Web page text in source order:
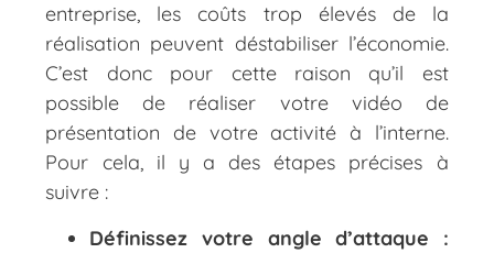
entreprise, les coûts trop élevés de la
réalisation peuvent déstabiliser l’économie.
C’est donc pour cette raison qu’il est
possible de réaliser votre vidéo de
présentation de votre activité à l’interne.
Pour cela, il y a des étapes précises à
suivre :
Définissez votre angle d’attaque :